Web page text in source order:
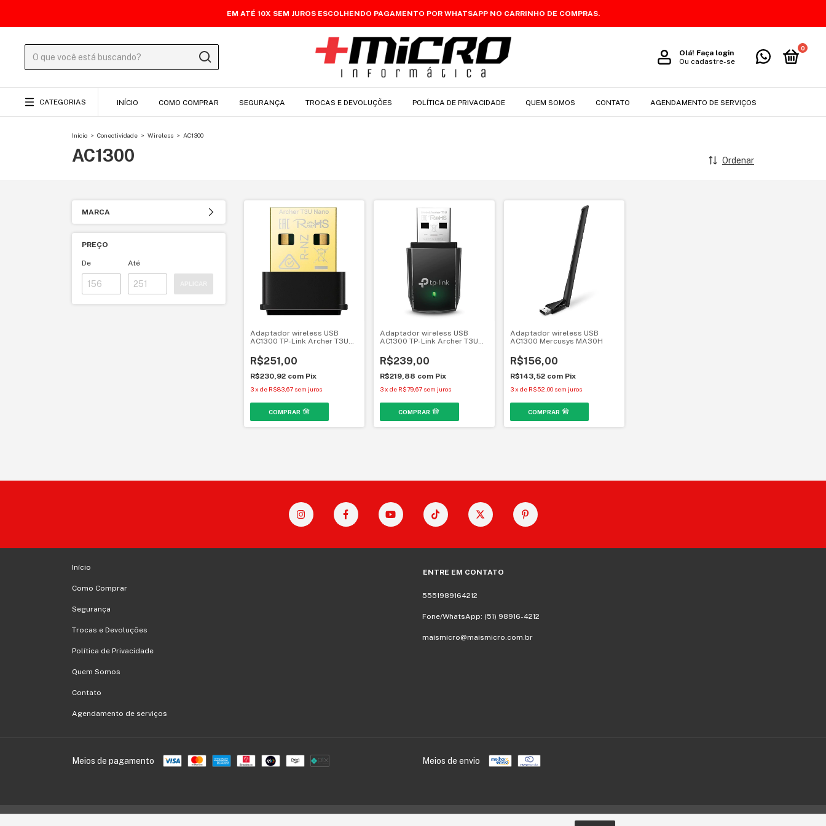
EM ATÉ 10X SEM JUROS ESCOLHENDO PAGAMENTO POR WHATSAPP NO CARRINHO DE COMPRAS.
Olá! Faça login
Ou cadastre-se
0
CATEGORIAS INÍCIO COMO COMPRAR SEGURANÇA TROCAS E DEVOLUÇÕES POLÍTICA DE PRIVACIDADE QUEM SOMOS CONTATO AGENDAMENTO DE SERVIÇOS
Início > Conectividade > Wireless > AC1300
AC1300 Ordenar
MARCA
PREÇO
De Até
Adaptador wireless USB
AC1300 TP-Link Archer T3U
R$251,00
R$230,92 com Pix
3x de R$83,67 sem juros
Adaptador wireless USB
AC1300 TP-Link Archer T3U
R$239,00
R$219,88 com Pix
3xde R$79,67 sem juros
Adaptador wireless USB
AC1300 Mercusys MA30H
R$156,00
R$143,52 com Pix
3 x de R$52,00 sem juros
Início
Como Comprar
Segurança
Trocas e Devoluções
Política de Privacidade
Quem Somos
Contato
Agendamento de serviços
ENTRE EM CONTATO
5551989164212
Fone/WhatsApp: (51) 98916-4212
maismicro@maismicro.com.br
Meios de pagamento Meios de envio